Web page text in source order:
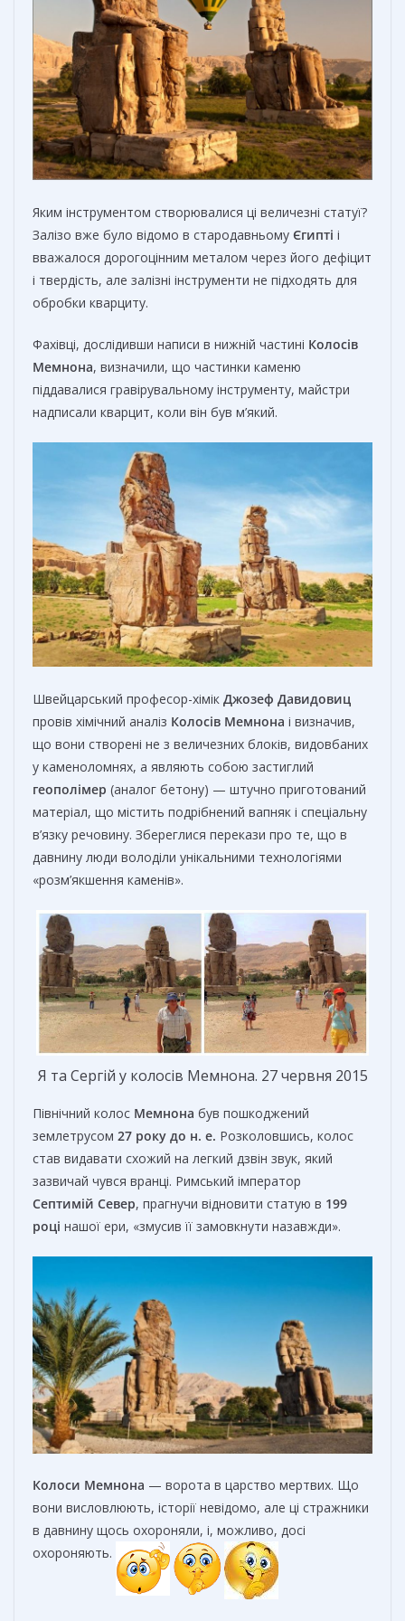
Яким інструментом створювалися ці величезні статуї?
Залізо вже було відомо в стародавньому Єгипті і
вважалося дорогоцінним металом через його дефіцит
і твердість, але залізні інструменти не підходять для
обробки кварциту.
Фахівці, дослідивши написи в нижній частині Колосів
Мемнона, визначили, що частинки каменю
піддавалися гравірувальному інструменту, майстри
надписали кварцит, коли він був м’який.
Швейцарський професор-хімік Джозеф Давидовиц
провів хімічний аналіз Колосів Мемнона і визначив,
що вони створені не з величезних блоків, видовбаних
у каменоломнях, а являють собою застиглий
геополімер (аналог бетону) — штучно приготований
матеріал, що містить подрібнений вапняк і спеціальну
в’язку речовину. Збереглися перекази про те, що в
давнину люди володіли унікальними технологіями
«розм’якшення каменів».
Я та Сергій у колосів Мемнона. 27 червня 2015
Північний колос Мемнона був пошкоджений
землетрусом 27 року до н. е. Розколовшись, колос
став видавати схожий на легкий дзвін звук, який
зазвичай чувся вранці. Римський імператор
Септимій Север, прагнучи відновити статую в 199
році нашої ери, «змусив її замовкнути назавжди».
Колоси Мемнона — ворота в царство мертвих. Що
вони висловлюють, історії невідомо, але ці стражники
в давнину щось охороняли, і, можливо, досі
охороняють.